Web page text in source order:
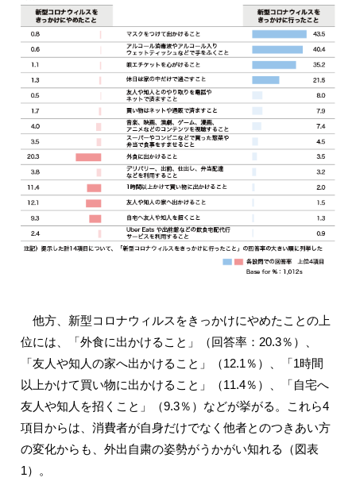
他方、新型コロナウィルスをきっかけにやめたことの上
位には、「外食に出かけること」（回答率：20.3％）、
「友人や知人の家へ出かけること」（12.1％）、「1時間
以上かけて買い物に出かけること」（11.4％）、「自宅へ
友人や知人を招くこと」（9.3％）などが挙がる。これら4
項目からは、消費者が自身だけでなく他者とのつきあい方
の変化からも、外出自粛の姿勢がうかがい知れる（図表
1）。